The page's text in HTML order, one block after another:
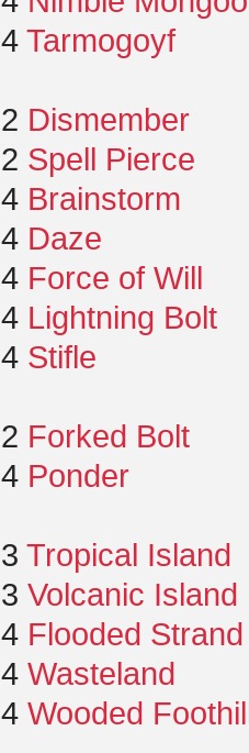
4Tarmogoyf
2 Dismember
2 Spell Pierce
4 Brainstorm
4 Daze
4 Force of Will
4 Lightning Bolt
4 Stifle
2 Forked Bolt
4 Ponder
3Tropical Island
3Volcanic Island
4 Flooded Strand
4Wasteland
4Wooded